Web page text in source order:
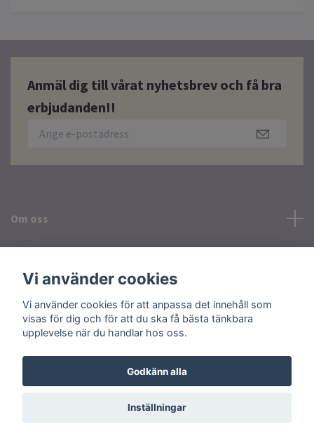
Anmäl dig till vårat nyhetsbrev och få bra
erbjudanden!!
Om oss
Sociala medier
© 2026 Plusvardag
Vi använder cookies
Vi använder cookies för att anpassa det innehåll som
visas för dig och för att du ska få bästa tänkbara
upplevelse när du handlar hos oss.
Godkänn alla
Inställningar